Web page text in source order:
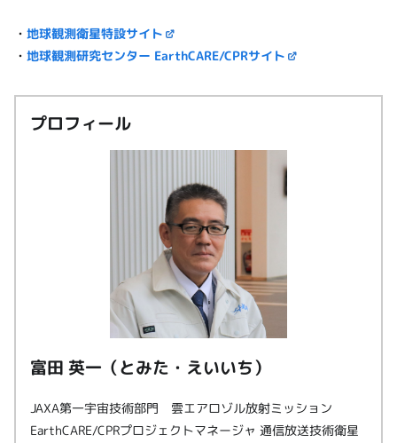
・ 地球観測衛星特設サイト
・ 地球観測研究センター EarthCARE/CPRサイト
プロフィール
富田 英一（とみた・えいいち）
JAXA第一宇宙技術部門 雲エアロゾル放射ミッション
EarthCARE/CPRプロジェクトマネージャ 通信放送技術衛星